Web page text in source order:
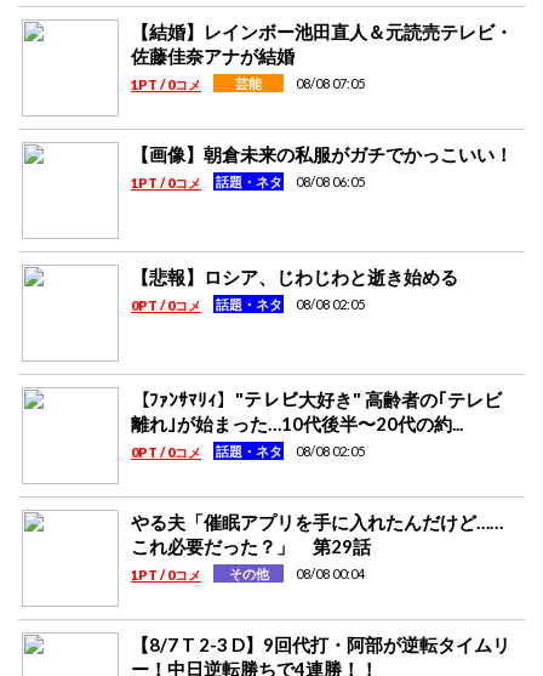
【結婚】レインボー池田直人＆元読売テレビ・
佐藤佳奈アナが結婚
1PT / 0コメ 芸能 08/08 07:05
【画像】朝倉未来の私服がガチでかっこいい！
1PT / 0コメ 話題・ネタ 08/08 06:05
【悲報】ロシア、じわじわと逝き始める
0PT / 0コメ 話題・ネタ 08/08 02:05
【ﾌｧﾝｻﾏﾘｨ】"テレビ大好き" 高齢者の｢テレビ
離れ｣が始まった…10代後半〜20代の約...
0PT / 0コメ 話題・ネタ 08/08 02:05
やる夫「催眠アプリを手に入れたんだけど……
これ必要だった？」 第29話
1PT / 0コメ その他 08/08 00:04
【8/7 T 2-3 D】9回代打・阿部が逆転タイムリ
ー！中日逆転勝ちで4連勝！！